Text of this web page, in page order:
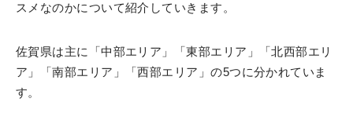
スメなのかについて紹介していきます。
佐賀県は主に「中部エリア」「東部エリア」「北西部エリ
ア」「南部エリア」「西部エリア」の5つに分かれていま
す。